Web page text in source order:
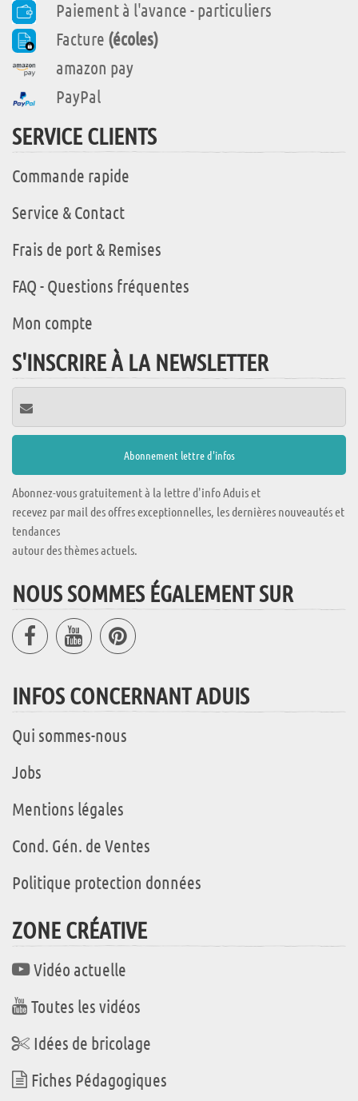
Paiement à l'avance - particuliers
Facture (écoles)
amazon pay
PayPal
SERVICE CLIENTS
Commande rapide
Service & Contact
Frais de port & Remises
FAQ - Questions fréquentes
Mon compte
S'INSCRIRE À LA NEWSLETTER
Abonnez-vous gratuitement à la lettre d'info Aduis et
recevez par mail des offres exceptionnelles, les dernières nouveautés et
tendances
autour des thèmes actuels.
NOUS SOMMES ÉGALEMENT SUR
INFOS CONCERNANT ADUIS
Qui sommes-nous
Jobs
Mentions légales
Cond. Gén. de Ventes
Politique protection données
ZONE CRÉATIVE
Vidéo actuelle
Toutes les vidéos
Idées de bricolage
Fiches Pédagogiques